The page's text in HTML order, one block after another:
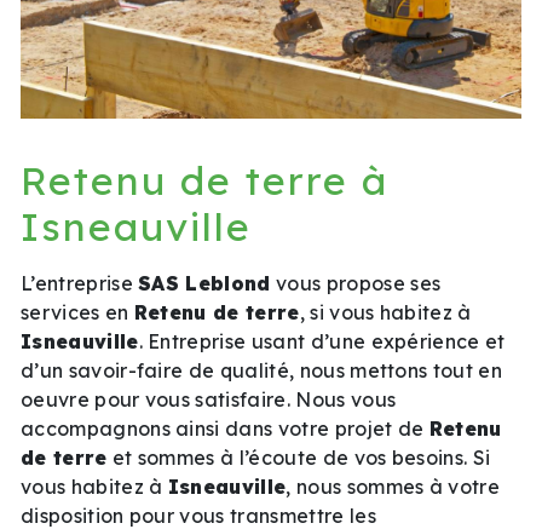
Retenu de terre à
Isneauville
L’entrepriseSAS Leblond vous propose ses
services en Retenu de terre, si vous habitez à
Isneauville. Entreprise usant d’une expérience et
d’un savoir-faire de qualité, nous mettons tout en
oeuvre pour vous satisfaire. Nous vous
accompagnons ainsi dans votre projet de Retenu
de terre et sommes à l’écoute de vos besoins. Si
vous habitez à Isneauville, nous sommes à votre
disposition pour vous transmettre les